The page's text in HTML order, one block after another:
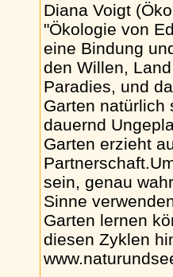
Diana Voigt
"Ökologie von
eine Bindung
den Willen,
Paradies, und
Garten natürlich
dauernd
Garten erzieht
sein, genau
Sinne
Garten lernen
diesen Zyklen